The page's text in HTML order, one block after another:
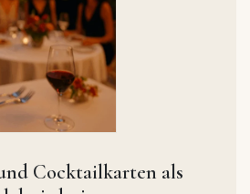
Cocktailkarten als